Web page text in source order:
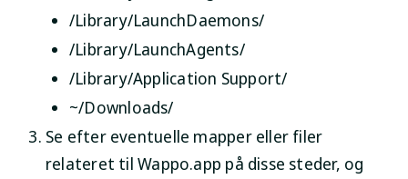
/Library/LaunchDaemons/
/Library/LaunchAgents/
/Library/Application Support/
~/Downloads/
Se efter eventuelle mapper eller filer
relateret til Wappo.app på disse steder, og